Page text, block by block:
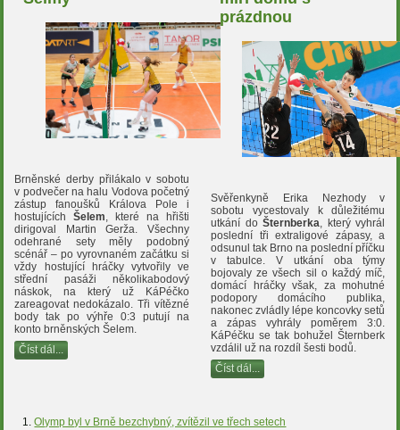
Brněnské derby přilákalo v sobotu
v podvečer na halu Vodova početný
zástup fanoušků Králova Pole i
hostujícíchŠelem, které na hřišti
dirigoval Martin Gerža. Všechny
odehrané sety měly podobný
scénář – po vyrovnaném začátku si
vždy hostující hráčky vytvořily ve
střední pasáži několikabodový
náskok, na který už KáPéčko
zareagovat nedokázalo. Tři vítězné
body tak po výhře 0:3 putují na
konto brněnských Šelem.
Číst dál...
prázdnou
Svěřenkyně Erika Nezhody v
sobotu vycestovaly k důležitému
utkání doŠternberka, který vyhrál
poslední tři extraligové zápasy, a
odsunul tak Brno na poslední příčku
v tabulce. V utkání oba týmy
bojovaly ze všech sil o každý míč,
domácí hráčky však, za mohutné
podopory domácího publika,
nakonec zvládly lépe koncovky setů
a zápas vyhrály poměrem 3:0.
KáPéčku se tak bohužel Šternberk
vzdálil už na rozdíl šesti bodů.
Číst dál...
Olymp byl v Brně bezchybný, zvítězil ve třech setech